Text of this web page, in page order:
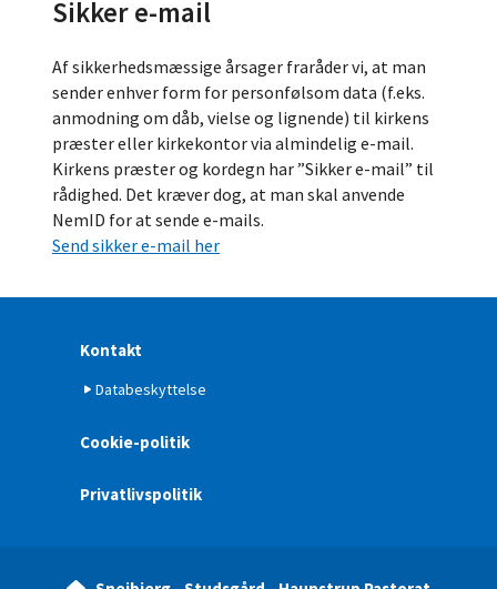
Sikker e-mail
Af sikkerhedsmæssige årsager fraråder vi, at man
sender enhver form for personfølsom data (f.eks.
anmodning om dåb, vielse og lignende) til kirkens
præster eller kirkekontor via almindelig e-mail.
Kirkens præster og kordegn har ”Sikker e-mail” til
rådighed. Det kræver dog, at man skal anvende
NemID for at sende e-mails.
Send sikker e-mail her
Kontakt
Databeskyttelse
Cookie-politik
Privatlivspolitik